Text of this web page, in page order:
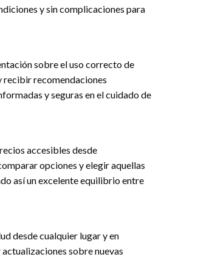
y sin complicaciones para
sobre el uso correcto de
recibir recomendaciones
y seguras en el cuidado de
accesibles desde
opciones y elegir aquellas
así un excelente equilibrio entre
desde cualquier lugar y en
sobre nuevas